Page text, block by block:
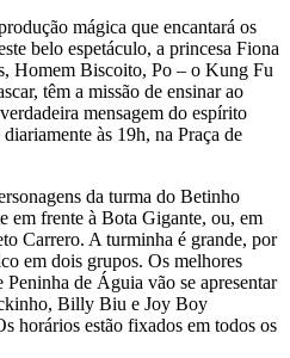
mágica que encantará os
belo espetáculo, a princesa Fiona
Homem Biscoito, Po – o Kung Fu
têm a missão de ensinar ao
mensagem do espírito
às 19h, na Praça de
da turma do Betinho
em frente à Bota Gigante, ou, em
Carrero. A turminha é grande, por
em dois grupos. Os melhores
de Águia vão se apresentar
Billy Biu e Joy Boy
horários estão fixados em todos os